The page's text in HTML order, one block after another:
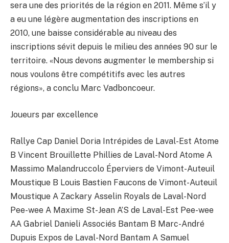
sera une des priorités de la région en 2011. Même s’il y
a eu une légère augmentation des inscriptions en
2010, une baisse considérable au niveau des
inscriptions sévit depuis le milieu des années 90 sur le
territoire. «Nous devons augmenter le membership si
nous voulons être compétitifs avec les autres
régions», a conclu Marc Vadboncoeur.
Joueurs par excellence
Rallye Cap Daniel Doria Intrépides de Laval-Est Atome
B Vincent Brouillette Phillies de Laval-Nord Atome A
Massimo Malandruccolo Éperviers de Vimont-Auteuil
Moustique B Louis Bastien Faucons de Vimont-Auteuil
Moustique A Zackary Asselin Royals de Laval-Nord
Pee-wee A Maxime St-Jean A’S de Laval-Est Pee-wee
AA Gabriel Danieli Associés Bantam B Marc-André
Dupuis Expos de Laval-Nord Bantam A Samuel